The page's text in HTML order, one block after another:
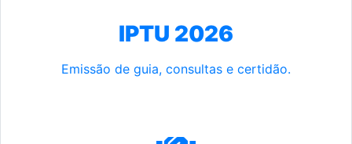
IPTU 2026
Emissão de guia, consultas e certidão.